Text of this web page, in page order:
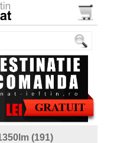
(191)